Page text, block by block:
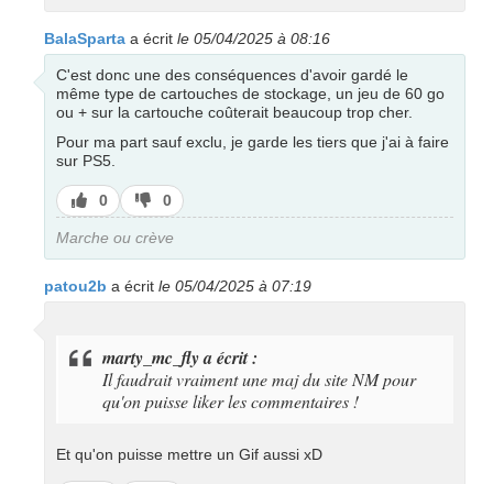
BalaSparta a écrit le 05/04/2025 à 08:16
C'est donc une des conséquences d'avoir gardé le
même type de cartouches de stockage, un jeu de 60 go
ou + sur la cartouche coûterait beaucoup trop cher.
Pour ma part sauf exclu, je garde les tiers que j'ai à faire
sur PS5.
J’aime
0
J’aime
pas
0
Marche ou crève
patou2b a écrit le 05/04/2025 à 07:19
marty_mc_fly a écrit :
Il faudrait vraiment une maj du site NM pour
qu'on puisse liker les commentaires !
Et qu'on puisse mettre un Gif aussi xD